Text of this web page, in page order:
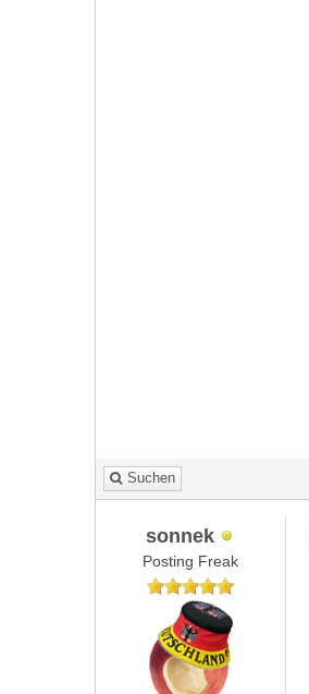
Suchen
sonnek
Posting Freak